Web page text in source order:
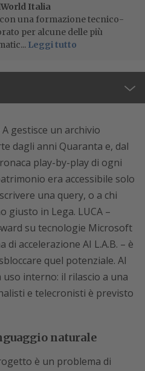
Italia
una formazione tecnico-
per alcune delle più
Leggi tutto
gestisce un archivio
dagli anni Quaranta e, dal
play-by-play di ogni
era accessibile solo
una query, o a chi
giusto in Lega. LUCA –
su tecnologie Microsoft
di accelerazione AI L.A.B. – è
quel potenziale. Al
interno: il rilascio a una
e telecronisti è previsto
naturale
è un problema di